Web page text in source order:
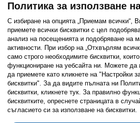
Последвайте ни:
FacebookTwitterYoutubePinterestInstagram
Политика за използване на
Политика за използване
С избиране на опцията „Приемам всички“,
приемете всички бисквитки с цел
анализ на посещенията и подобряване на
активности. При избор на „Отхвърлям
само строго необходимитe бисквитки,
функциониране на уебсайта ни. Можете да
да приемете като кликнете на "Настройки
бисквитки". За да видите пълната ни
бисквитки, кликнете тук. За правилно
бисквитките, опреснете страницата в
съгласието си за използване на бисквитки.